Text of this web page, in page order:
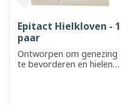
Epitact Hielkloven - 1
paar
Ontworpen om genezing
te bevorderen en hielen